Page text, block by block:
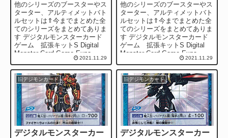
他のシリーズのブースターやス
ターター、アルティメットバト
ルセットは⇑今までまとめた全
てのシリーズをまとめてありま
す デジタルモンスターカード
ゲーム 拡張キットS Digital
Monster Card Game Expa...
2021.11.29
他のシリーズのブースターやス
ターター、アルティメットバト
ルセットは⇑今までまとめた全
てのシリーズをまとめてありま
す デジタルモンスターカード
ゲーム 拡張キットS Digital
Monster Card Game Expa...
2021.11.29
旧デジモンカード
デジタルモンスターカー
旧デジモンカード
デジタルモンスターカー